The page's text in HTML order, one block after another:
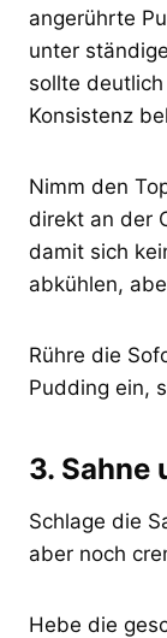
angerührte
unter
sollte
Konsistenz
Nimm den
direkt an der
damit sich
abkühlen,
Rühre die
Pudding ein,
3. Sahne
Schlage die
aber noch
Hebe die